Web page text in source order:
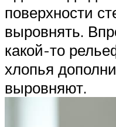
поверхности
выровнять.
какой-то
хлопья
выровняют.